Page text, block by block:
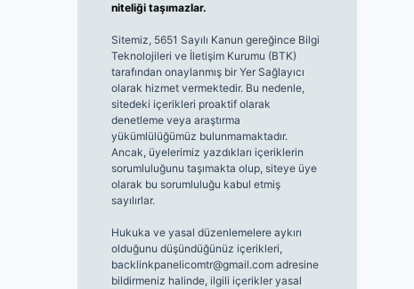
niteliği taşımazlar.
Sitemiz, 5651 Sayılı Kanun gereğince Bilgi
Teknolojileri ve İletişim Kurumu (BTK)
tarafından onaylanmış bir Yer Sağlayıcı
olarak hizmet vermektedir. Bu nedenle,
sitedeki içerikleri proaktif olarak
denetleme veya araştırma
yükümlülüğümüz bulunmamaktadır.
Ancak, üyelerimiz yazdıkları içeriklerin
sorumluluğunu taşımakta olup, siteye üye
olarak bu sorumluluğu kabul etmiş
sayılırlar.
Hukuka ve yasal düzenlemelere aykırı
olduğunu düşündüğünüz içerikleri,
backlinkpanelicomtr@gmail.comadresine
bildirmeniz halinde, ilgili içerikler yasal